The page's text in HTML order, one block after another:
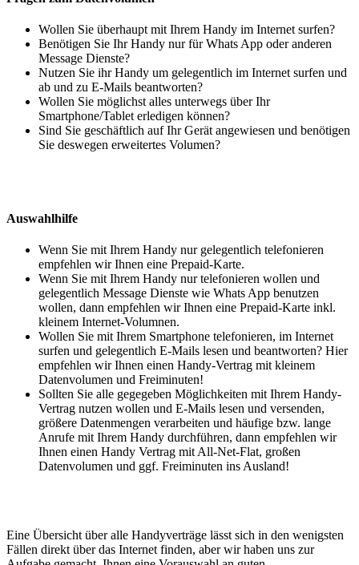
Wollen Sie überhaupt mit Ihrem Handy im Internet surfen?
Benötigen Sie Ihr Handy nur für Whats App oder anderen
Message Dienste?
Nutzen Sie ihr Handy um gelegentlich im Internet surfen und
ab und zu E-Mails beantworten?
Wollen Sie möglichst alles unterwegs über Ihr
Smartphone/Tablet erledigen können?
Sind Sie geschäftlich auf Ihr Gerät angewiesen und benötigen
Sie deswegen erweitertes Volumen?
Auswahlhilfe
Wenn Sie mit Ihrem Handy nur gelegentlich telefonieren
empfehlen wir Ihnen eine Prepaid-Karte.
Wenn Sie mit Ihrem Handy nur telefonieren wollen und
gelegentlich Message Dienste wie Whats App benutzen
wollen, dann empfehlen wir Ihnen eine Prepaid-Karte inkl.
kleinem Internet-Volumnen.
Wollen Sie mit Ihrem Smartphone telefonieren, im Internet
surfen und gelegentlich E-Mails lesen und beantworten? Hier
empfehlen wir Ihnen einen Handy-Vertrag mit kleinem
Datenvolumen und Freiminuten!
Sollten Sie alle gegegeben Möglichkeiten mit Ihrem Handy-
Vertrag nutzen wollen und E-Mails lesen und versenden,
größere Datenmengen verarbeiten und häufige bzw. lange
Anrufe mit Ihrem Handy durchführen, dann empfehlen wir
Ihnen einen Handy Vertrag mit All-Net-Flat, großen
Datenvolumen und ggf. Freiminuten ins Ausland!
Eine Übersicht über alle Handyverträge lässt sich in den wenigsten
Fällen direkt über das Internet finden, aber wir haben uns zur